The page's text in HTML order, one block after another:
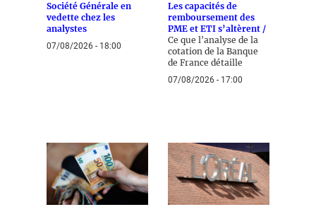
Société Générale en
vedette chez les
analystes
07/08/2026 - 18:00
Les capacités de
remboursement des
PME et ETI s’altèrent /
Ce que l'analyse de la
cotation de la Banque
de France détaille
07/08/2026 - 17:00